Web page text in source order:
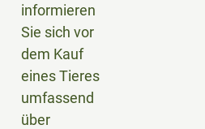
informieren
Sie sich vor
dem Kauf
eines Tieres
umfassend
über